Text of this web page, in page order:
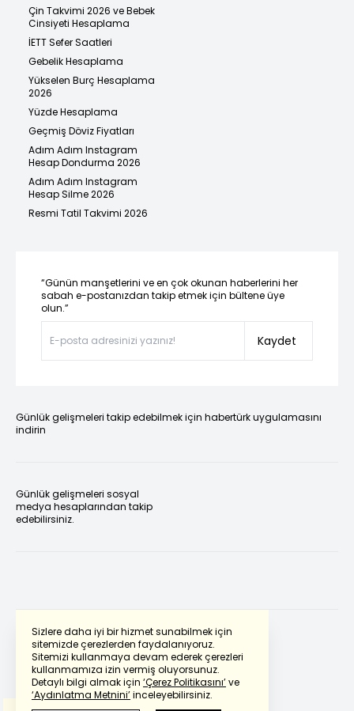
Sizlere daha iyi bir hizmet sunabilmek için
sitemizde çerezlerden faydalanıyoruz.
Sitemizi kullanmaya devam ederek çerezleri
kullanmamıza izin vermiş oluyorsunuz.
Detaylı bilgi almak için ‘Çerez Politikasını’ve
‘Aydınlatma Metnini’inceleyebilirsiniz.
Çin Takvimi 2026 ve Bebek
Cinsiyeti Hesaplama
İETT Sefer Saatleri
Gebelik Hesaplama
Yükselen Burç Hesaplama
2026
Yüzde Hesaplama
Geçmiş Döviz Fiyatları
Adım Adım Instagram
Hesap Dondurma 2026
Adım Adım Instagram
Hesap Silme 2026
Resmi Tatil Takvimi 2026
“Günün manşetlerini ve en çok okunan haberlerini her
sabah e-postanızdan takip etmek için bültene üye
olun.”
Kaydet
Günlük gelişmeleri takip edebilmek için habertürk uygulamasını
indirin
Günlük gelişmeleri sosyal
medya hesaplarından takip
edebilirsiniz.
Powered by Translate